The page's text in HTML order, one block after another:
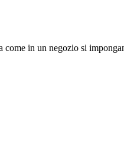
in un negozio si